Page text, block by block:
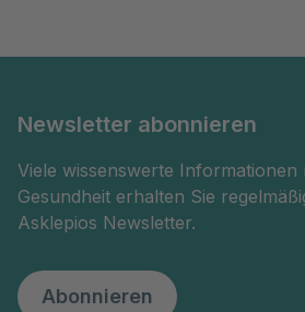
Newsletter abonnieren
Viele wissenswerte Informationen
Gesundheit erhalten Sie
Asklepios Newsletter.
Abonnieren